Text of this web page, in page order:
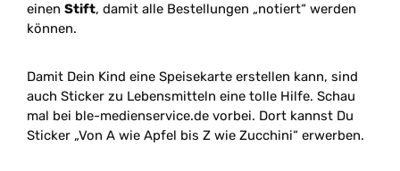
einen Stift, damit alle Bestellungen „notiert“ werden
können.
Damit Dein Kind eine Speisekarte erstellen kann, sind
auch Sticker zu Lebensmitteln eine tolle Hilfe. Schau
mal bei ble-medienservice.de vorbei. Dort kannst Du
Sticker „Von A wie Apfel bis Z wie Zucchini“ erwerben.